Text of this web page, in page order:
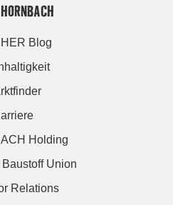
Blog
Holding
Union
Relations